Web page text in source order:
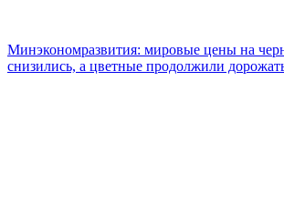
Минэкономразвития: мировые цены на
снизились, а цветные продолжили